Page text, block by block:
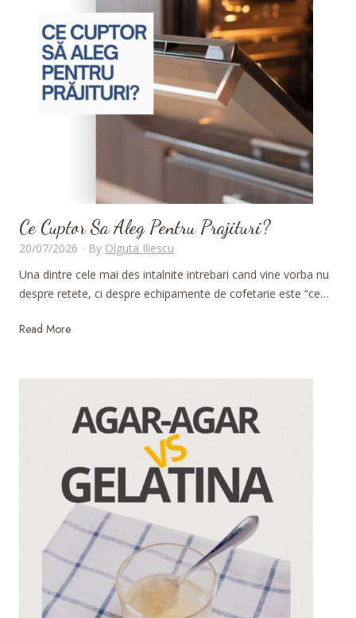
Ce Cuptor Sa Aleg Pentru Prajituri?
20/07/2026 · By Olguta Iliescu
Una dintre cele mai des intalnite intrebari cand vine vorba nu
despre retete, ci despre echipamente de cofetarie este “ce…
Read MoreC
s
a
a
e
g
p